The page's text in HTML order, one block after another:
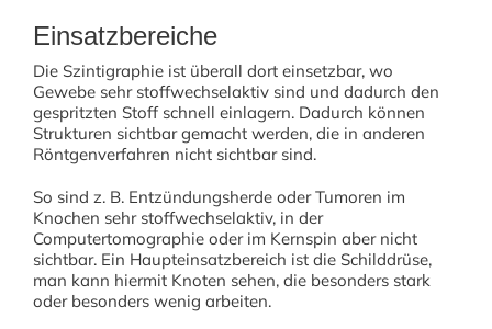
Einsatzbereiche
Die Szintigraphie ist überall dort einsetzbar, wo
Gewebe sehr stoffwechselaktiv sind und dadurch den
gespritzten Stoff schnell einlagern. Dadurch können
Strukturen sichtbar gemacht werden, die in anderen
Röntgenverfahren nicht sichtbar sind.
So sind z. B. Entzündungsherde oder Tumoren im
Knochen sehr stoffwechselaktiv, in der
Computertomographie oder im Kernspin aber nicht
sichtbar. Ein Haupteinsatzbereich ist die Schilddrüse,
man kann hiermit Knoten sehen, die besonders stark
oder besonders wenig arbeiten.